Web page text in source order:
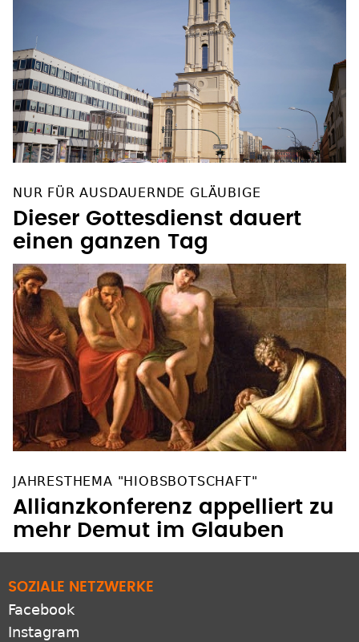
NUR FÜR AUSDAUERNDE GLÄUBIGE
Dieser Gottesdienst dauert
einen ganzen Tag
JAHRESTHEMA "HIOBSBOTSCHAFT"
Allianzkonferenz appelliert zu
mehr Demut im Glauben
SOZIALE NETZWERKE
Facebook
Instagram